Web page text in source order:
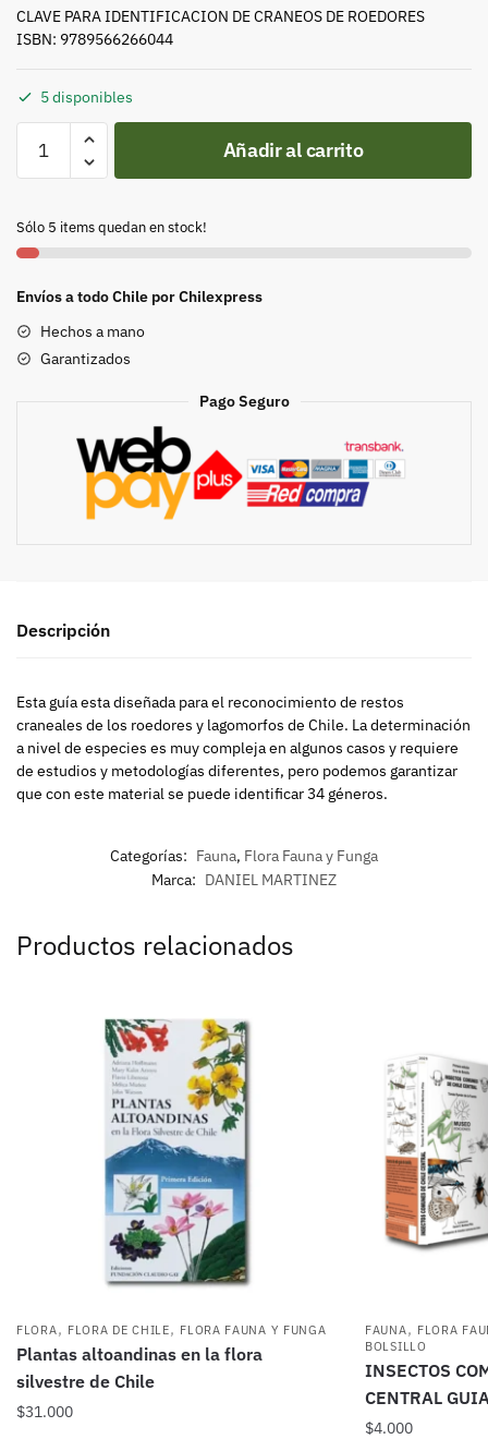
CLAVE PARA IDENTIFICACION DE CRANEOS DE ROEDORES
ISBN: 9789566266044
5 disponibles
para
de
Cráneos
de
y
lagomorfos
cantidad
Añadir al carrito
Sólo 5 items quedan en stock!
Envíos a todo Chile por Chilexpress
Hechos a mano
Garantizados
Pago Seguro
Descripción
Esta guía esta diseñada para el reconocimiento de restos
craneales de los roedores y lagomorfos de Chile. La determinación
a nivel de especies es muy compleja en algunos casos y requiere
de estudios y metodologías diferentes, pero podemos garantizar
que con este material se puede identificar 34 géneros.
Categorías: Fauna, Flora Fauna y Funga
Marca: DANIEL MARTINEZ
Productos relacionados
FLORA, FLORA DE CHILE, FLORA FAUNA Y FUNGA
Plantas altoandinas en la flora
silvestre de Chile
$31.000
FAUNA, FLORA
BOLSILLO
INSECTOS
CENTRAL
$4.000